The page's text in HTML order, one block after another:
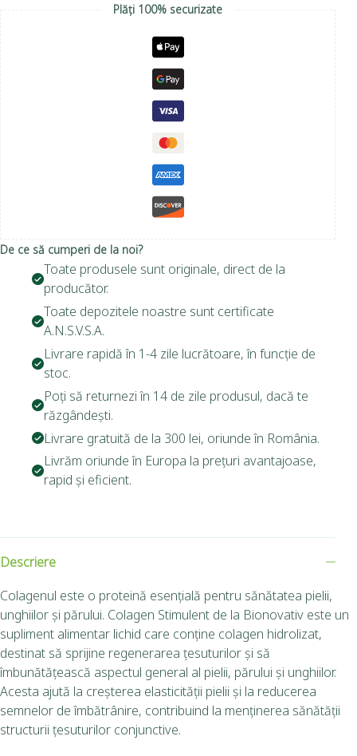
Plăți 100% securizate
De ce să cumperi de la noi?
Toate produsele sunt originale, direct de la
producător.
Toate depozitele noastre sunt certificate
A.N.S.V.S.A.
Livrare rapidă în 1-4 zile lucrătoare, în funcție de
stoc.
Poți să returnezi în 14 de zile produsul, dacă te
răzgândești.
Livrare gratuită de la 300 lei, oriunde în România.
Livrăm oriunde în Europa la prețuri avantajoase,
rapid și eficient.
Descriere
Colagenul este o proteină esențială pentru sănătatea pielii,
unghiilor și părului. Colagen Stimulent de la Bionovativ este un
supliment alimentar lichid care conține colagen hidrolizat,
destinat să sprijine regenerarea țesuturilor și să
îmbunătățească aspectul general al pielii, părului și unghiilor.
Acesta ajută la creșterea elasticității pielii și la reducerea
semnelor de îmbătrânire, contribuind la menținerea sănătății
structurii țesuturilor conjunctive.